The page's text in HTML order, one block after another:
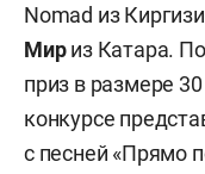
Nomad из
Мириз Катара.
приз в размере
конкурсе
с песней «Прямо